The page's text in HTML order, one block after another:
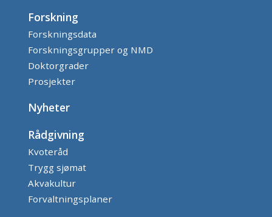
Forskning
Forskningsdata
Forskningsgrupper og NMD
Doktorgrader
Prosjekter
Nyheter
Rådgivning
Kvoteråd
Trygg sjømat
Akvakultur
Forvaltningsplaner